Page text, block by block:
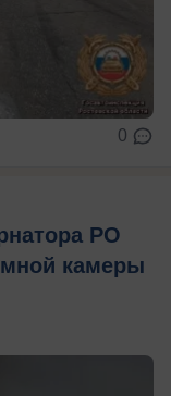
0
РО
камеры